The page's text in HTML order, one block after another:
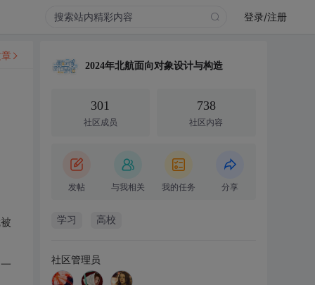
登录/注册
2024年北航面向对象设计与构造
301
社区成员
738
社区内容
发帖 与我相关 我的任务 分享
学习 高校
社区管理员